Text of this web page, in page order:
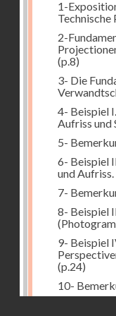
1-
2-
(p.8)
3- Die
4- Beispiel
Aufriss und
5-
6- Beispiel
und Aufriss.
7-
8- Beispiel
9- Beispiel
(p.24)
10-